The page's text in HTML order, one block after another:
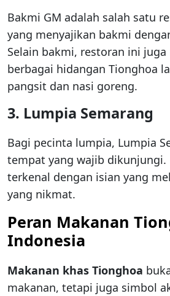
Bakmi GM adalah salah satu
yang menyajikan bakmi
Selain bakmi, restoran ini juga
berbagai hidangan Tionghoa
pangsit dan nasi goreng.
3. Lumpia Semarang
Bagi pecinta lumpia, Lumpia
tempat yang wajib dikunjungi.
terkenal dengan isian yang
yang nikmat.
Peran Makanan
Indonesia
Makanan khas Tionghoa
makanan, tetapi juga simbol